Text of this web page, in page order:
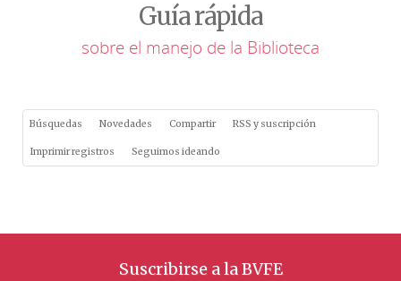
Guía rápida
sobre el manejo de la Biblioteca
Búsquedas Novedades Compartir RSS y suscripción
Imprimir registros Seguimos ideando
Suscribirse a la BVFE